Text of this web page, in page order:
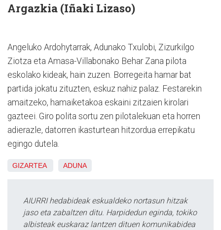
Argazkia (Iñaki Lizaso)
Angeluko Ardohytarrak, Adunako Txulobi, Zizurkilgo
Ziotza eta Amasa-Villabonako Behar Zana pilota
eskolako kideak, hain zuzen. Borregeita hamar bat
partida jokatu zituzten, eskuz nahiz palaz. Festarekin
amaitzeko, hamaiketakoa eskaini zitzaien kirolari
gazteei. Giro polita sortu zen pilotalekuan eta horren
adierazle, datorren ikasturtean hitzordua errepikatu
egingo dutela.
GIZARTEA ADUNA
AIURRI hedabideak eskualdeko nortasun hitzak
jaso eta zabaltzen ditu. Harpidedun eginda, tokiko
albisteak euskaraz lantzen dituen komunikabidea